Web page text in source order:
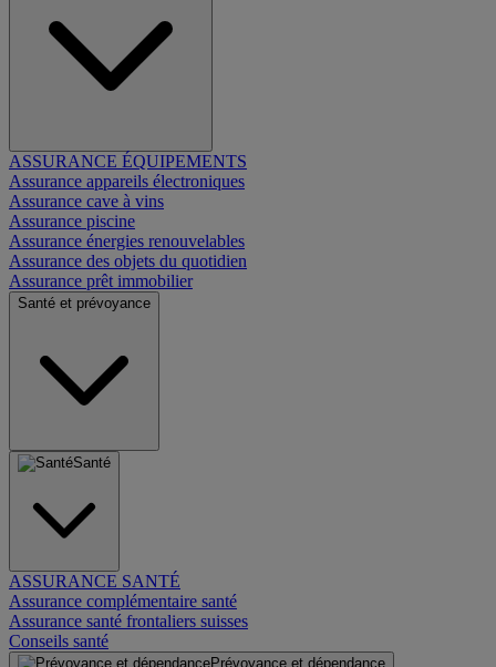
ASSURANCE ÉQUIPEMENTS
Assurance appareils électroniques
Assurance cave à vins
Assurance piscine
Assurance énergies renouvelables
Assurance des objets du quotidien
Assurance prêt immobilier
Santé et prévoyance
Santé
ASSURANCE SANTÉ
Assurance complémentaire santé
Assurance santé frontaliers suisses
Conseils santé
Prévoyance et dépendance